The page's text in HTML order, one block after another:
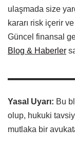
ulaşmada size
kararı risk içerir
Güncel finansal
Blog & Haberler
Yasal Uyarı: Bu
olup, hukuki
mutlaka bir